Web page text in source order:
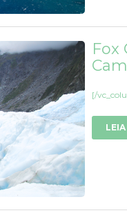
Fox
[/